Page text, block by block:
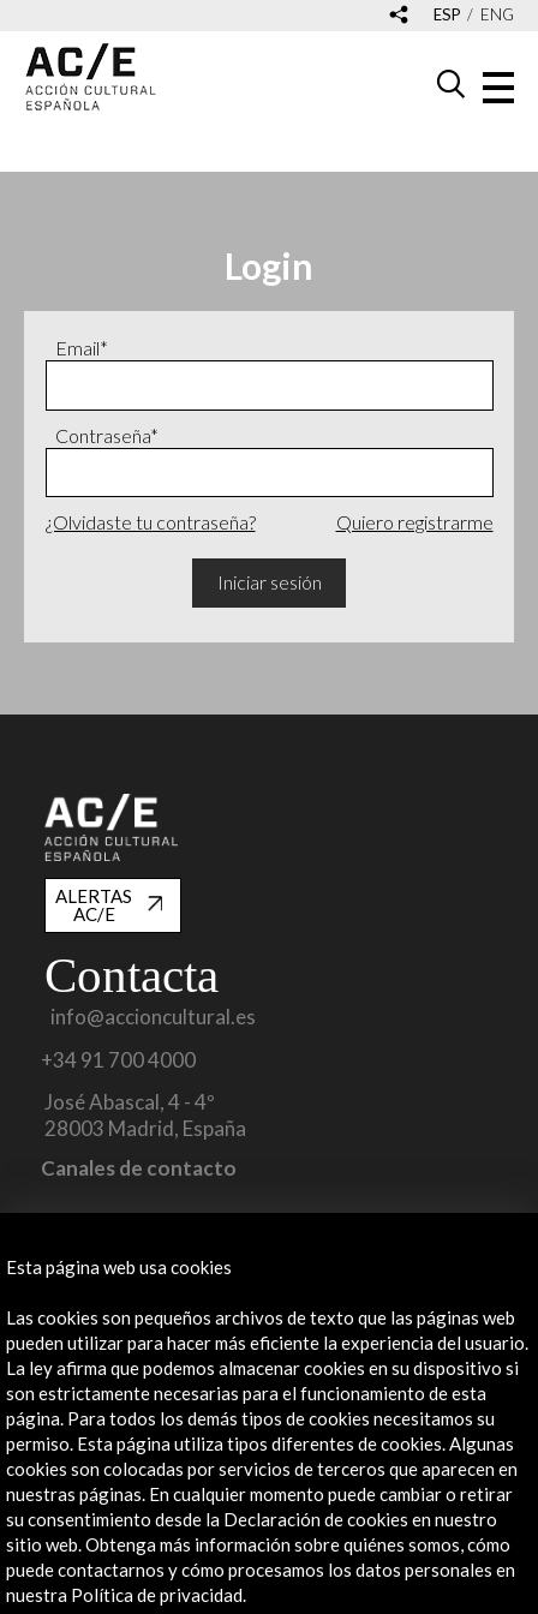
ESP ENG
Login
Email*
Contraseña*
¿Olvidaste tu contraseña? Quiero registrarme
Iniciar sesión
ALERTAS
AC/E
Contacta
info@accioncultural.es
+34 91 700 4000
José Abascal, 4 - 4º
28003 Madrid, España
Canales de contacto
Institucional
Programa PICE
Residencias
Noticias
Multimedia
Cultura en Red
Mapa Web
Boletín digital
Logo y crédito a AC/E
Esta página web usa cookies
Las cookies son pequeños archivos de texto que las páginas web
pueden utilizar para hacer más eficiente la experiencia del usuario.
La ley afirma que podemos almacenar cookies en su dispositivo si
son estrictamente necesarias para el funcionamiento de esta
página. Para todos los demás tipos de cookies necesitamos su
permiso. Esta página utiliza tipos diferentes de cookies. Algunas
cookies son colocadas por servicios de terceros que aparecen en
nuestras páginas. En cualquier momento puede cambiar o retirar
su consentimiento desde la Declaración de cookies en nuestro
sitio web. Obtenga más información sobre quiénes somos, cómo
puede contactarnos y cómo procesamos los datos personales en
nuestra Política de privacidad.